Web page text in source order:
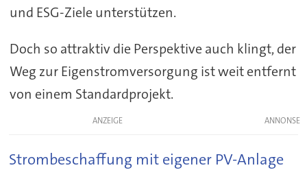
und ESG-Ziele unterstützen.
Doch so attraktiv die Perspektive auch klingt, der
Weg zur Eigenstromversorgung ist weit entfernt
von einem Standardprojekt.
ANZEIGE
Strombeschaffung mit eigener PV-Anlage